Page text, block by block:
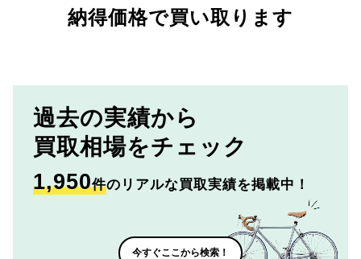
納得価格で買い取ります
過去の実績から
買取相場をチェック
1,950件のリアルな買取実績を掲載中！
今すぐここから検索！